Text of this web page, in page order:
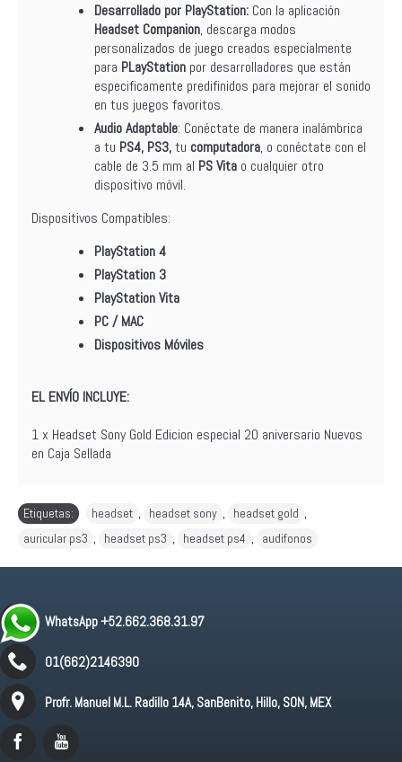
Desarrollado por PlayStation: Con la aplicación
Headset Companion, descarga modos
personalizados de juego creados especialmente
para PLayStation por desarrolladores que están
especificamente predifinidos para mejorar el sonido
en tus juegos favoritos.
Audio Adaptable: Conéctate de manera inalámbrica
a tu PS4, PS3,tu computadora, o conéctate con el
cable de 3.5 mm al PS Vita o cualquier otro
dispositivo móvil.
Dispositivos Compatibles:
PlayStation 4
PlayStation 3
PlayStation Vita
PC / MAC
Dispositivos Móviles
EL ENVÍO INCLUYE:
1 x Headset Sony Gold Edicion especial 20 aniversario Nuevos
en Caja Sellada
Etiquetas: headset , headset sony , headset gold ,
auricular ps3 , headset ps3 , headset ps4 , audifonos
WhatsApp +52.662.368.31.97
01(662)2146390
Profr. Manuel M.L. Radillo 14A, SanBenito, Hillo, SON, MEX